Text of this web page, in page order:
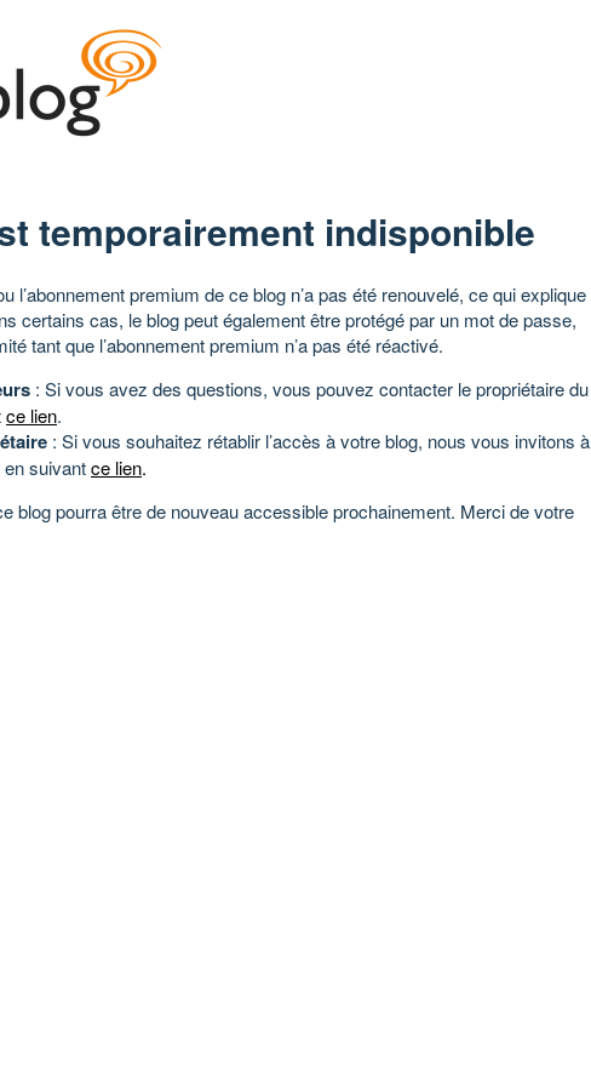
temporairement indisponible
l’abonnement premium de ce blog n’a pas été renouvelé, ce qui explique
certains cas, le blog peut également être protégé par un mot de passe,
tant que l’abonnement premium n’a pas été réactivé.
: Si vous avez des questions, vous pouvez contacter le propriétaire du
ce lien.
: Si vous souhaitez rétablir l’accès à votre blog, nous vous invitons à
suivantce lien.
blog pourra être de nouveau accessible prochainement. Merci de votre